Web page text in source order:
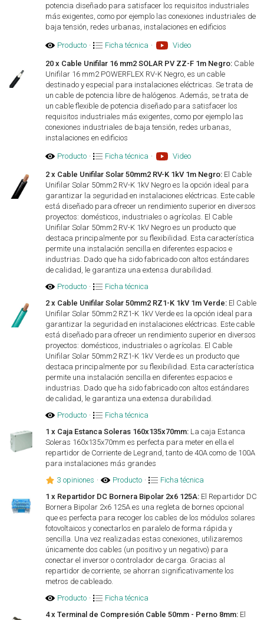
potencia diseñado para satisfacer los requisitos industriales
más exigentes, como por ejemplo las conexiones industriales de
baja tensión, redes urbanas, instalaciones en edificios
Producto · Ficha técnica · Video
20 x Cable Unifilar 16 mm2 SOLAR PV ZZ-F 1m Negro: Cable
Unifilar 16 mm2 POWERFLEX RV-K Negro, es un cable
destinado y especial para instalaciones eléctricas. Se trata de
un cable de potencia libre de halógenos. Además, se trata de
un cable flexible de potencia diseñado para satisfacer los
requisitos industriales más exigentes, como por ejemplo las
conexiones industriales de baja tensión, redes urbanas,
instalaciones en edificios
Producto · Ficha técnica · Video
2 x Cable Unifilar Solar 50mm2 RV-K 1kV 1m Negro: El Cable
Unifilar Solar 50mm2 RV-K 1kV Negro es la opción ideal para
garantizar la seguridad en instalaciones eléctricas. Este cable
está diseñado para ofrecer un rendimiento superior en diversos
proyectos: domésticos, industriales o agrícolas. El Cable
Unifilar Solar 50mm2 RV-K 1kV Negro es un producto que
destaca principalmente por su flexibilidad. Esta característica
permite una instalación sencilla en diferentes espacios e
industrias. Dado que ha sido fabricado con altos estándares
de calidad, le garantiza una extensa durabilidad.
Producto ·
Ficha técnica
2 x Cable Unifilar Solar 50mm2 RZ1-K 1kV 1m Verde: El Cable
Unifilar Solar 50mm2 RZ1-K 1kV Verde es la opción ideal para
garantizar la seguridad en instalaciones eléctricas. Este cable
está diseñado para ofrecer un rendimiento superior en diversos
proyectos: domésticos, industriales o agrícolas. El Cable
Unifilar Solar 50mm2 RZ1-K 1kV Verde es un producto que
destaca principalmente por su flexibilidad. Esta característica
permite una instalación sencilla en diferentes espacios e
industrias. Dado que ha sido fabricado con altos estándares
de calidad, le garantiza una extensa durabilidad.
Producto ·
Ficha técnica
1 x Caja Estanca Soleras 160x135x70mm: La caja Estanca
Soleras 160x135x70mm es perfecta para meter en ella el
repartidor de Corriente de Legrand, tanto de 40A como de 100A
para instalaciones más grandes
3 opiniones · Producto ·
Ficha técnica
1 x Repartidor DC Bornera Bipolar 2x6 125A: El Repartidor DC
Bornera Bipolar 2x6 125A es una regleta de bornes opcional
que es perfecta para recoger los cables de los módulos solares
fotovoltaicos y conectarlos en paralelo de forma rápida y
sencilla. Una vez realizadas estas conexiones, utilizaremos
únicamente dos cables (un positivo y un negativo) para
conectar el inversor o controlador de carga. Gracias al
repartidor de corriente, se ahorran significativamente los
metros de cableado.
Producto ·
Ficha técnica
4 x Terminal de Compresión Cable 50mm - Perno 8mm: El